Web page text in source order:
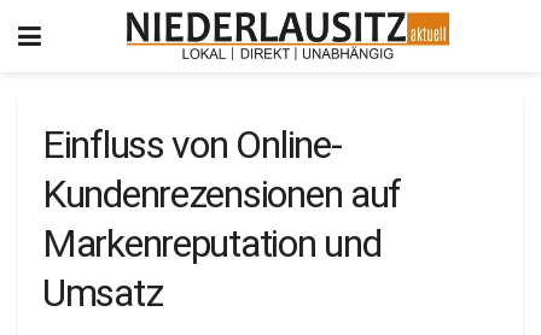
Einfluss von Online-
Kundenrezensionen auf
Markenreputation und
Umsatz